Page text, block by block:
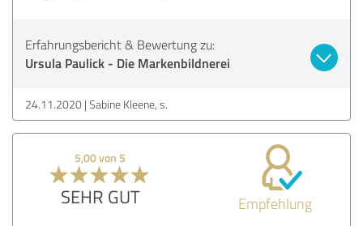
Erfahrungsbericht & Bewertung zu:
Ursula Paulick - Die Markenbildnerei
24.11.2020 Sabine Kleene, s.
5,00 von 5
SEHR GUT Empfehlung